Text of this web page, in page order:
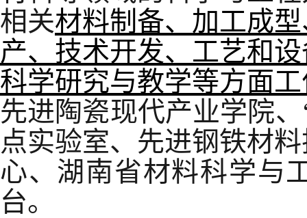
相关材料制备、加工成
产、技术开发、工艺和
科学研究与教学等方面
先进陶瓷现代产业学院
点实验室、先进钢铁材
心、湖南省材料科学与
台。